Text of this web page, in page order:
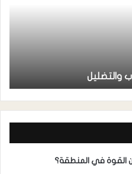
والتضليل
القوة في المنطقة؟